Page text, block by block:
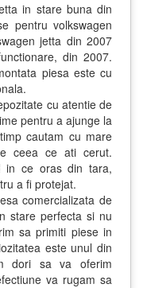
in stare buna din
pentru volkswagen
jetta din 2007
din 2007.
piesa este cu
cu atentie de
pentru a ajunge la
cautam cu mare
ceea ce ati cerut.
in ce oras din tara,
a fi protejat.
comercializata de
stare perfecta si nu
sa primiti piese in
este unul din
dori sa va oferim
va rugam sa